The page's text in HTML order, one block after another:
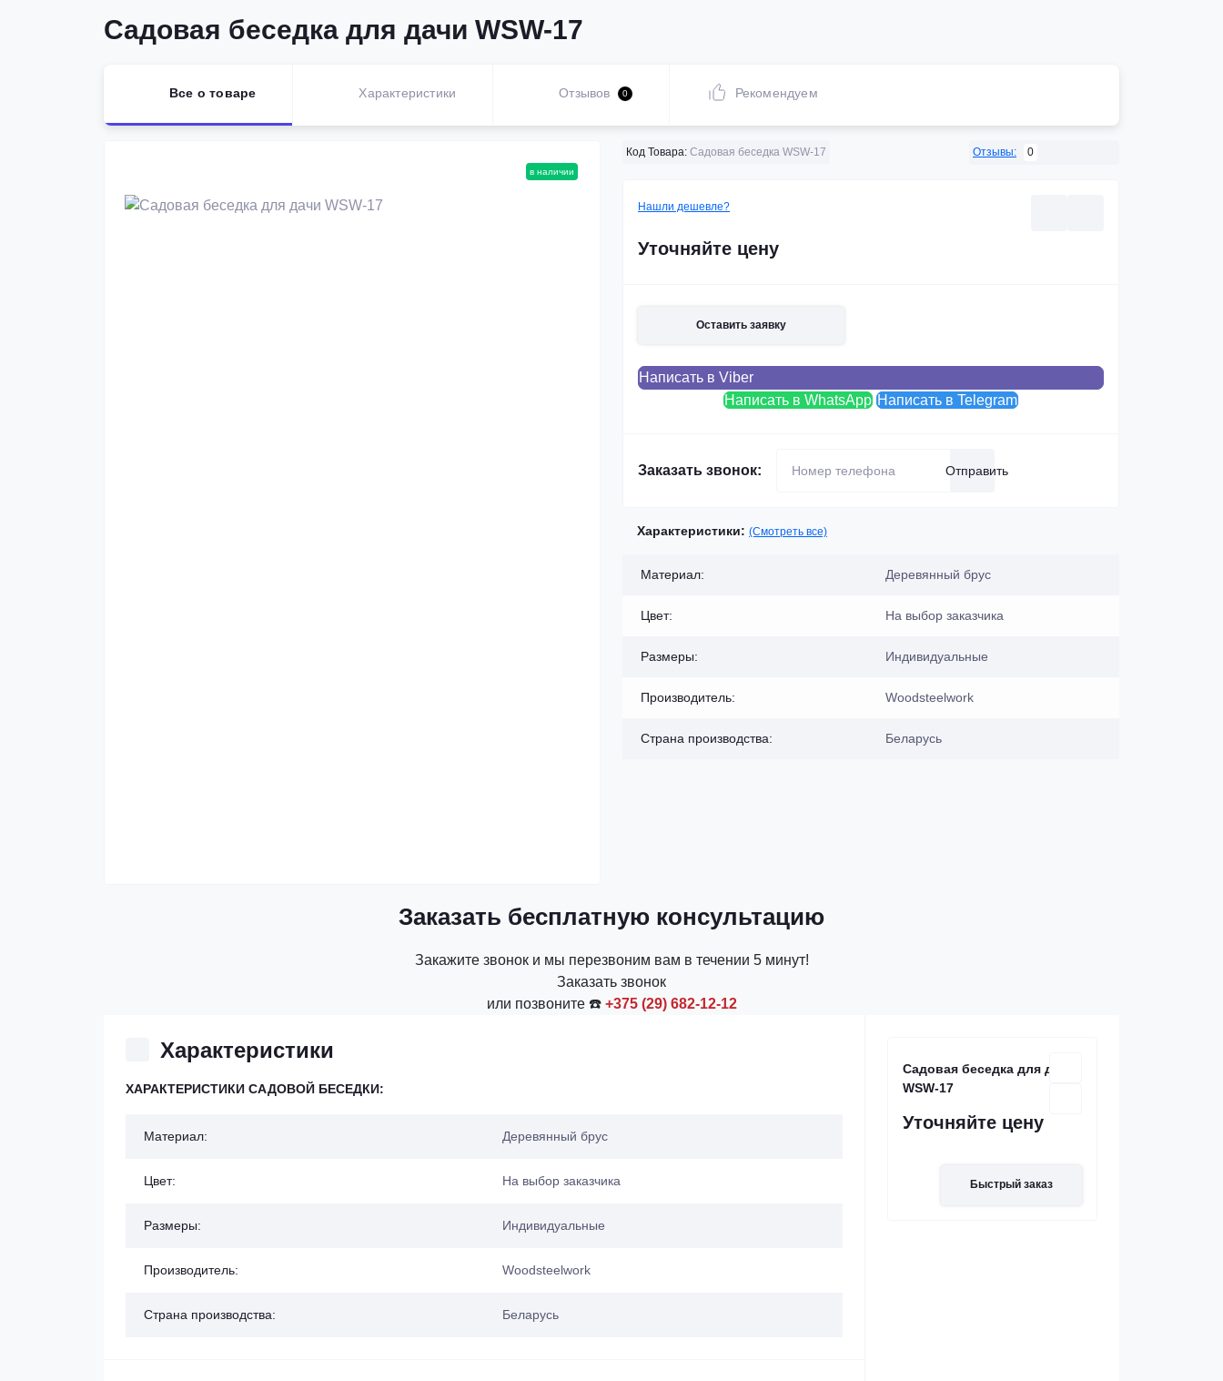
Садовая беседка для дачи WSW-17
Все о товаре Характеристики Отзывов 0 Рекомендуем
в наличии
Код Товара: Садовая беседка WSW-17 Отзывы: 0
Нашли дешевле?
Уточняйте цену
Оставить заявку
Написать в Viber
Написать в WhatsApp Написать в Telegram
Заказать звонок: Отправить
Характеристики: (Смотреть все)
Материал: Деревянный брус
Цвет: На выбор заказчика
Размеры: Индивидуальные
Производитель: Woodsteelwork
Страна производства: Беларусь
Заказать бесплатную консультацию
Закажите звонок и мы перезвоним вам в течении 5 минут!
Заказать звонок
или позвоните ☎️ +375 (29) 682-12-12
Характеристики
ХАРАКТЕРИСТИКИ САДОВОЙ БЕСЕДКИ:
Материал: Деревянный брус
Цвет: На выбор заказчика
Размеры: Индивидуальные
Производитель: Woodsteelwork
Страна производства: Беларусь
Садовая беседка для дачи
WSW-17
Уточняйте цену
Быстрый заказ